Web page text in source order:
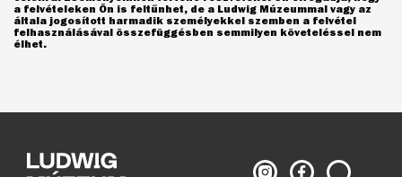
a felvételeken Ön is feltűnhet, de a Ludwig Múzeummal vagy az
általa jogosított harmadik személyekkel szemben a felvétel
felhasználásával összefüggésben semmilyen követeléssel nem
élhet.
Ludwig Ludwig Keresés